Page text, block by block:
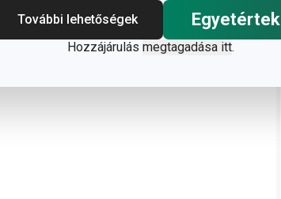
További lehetőségek
Egyetértek
Hozzájárulás megtagadása itt.